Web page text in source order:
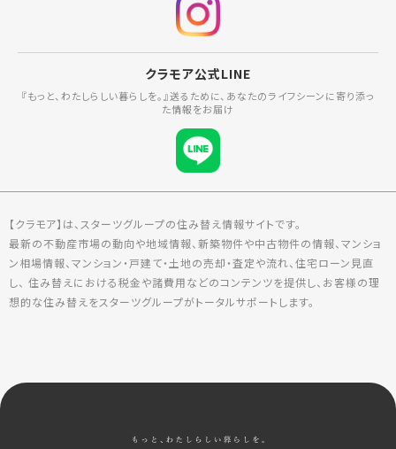
クラモア公式LINE
『もっと、わたしらしい暮らしを。』送るために、あなたのライフシーンに寄り添っ
た情報をお届け
【クラモア】は、スターツグループの住み替え情報サイトです。
最新の不動産市場の動向や地域情報、新築物件や中古物件の情報、マンショ
ン相場情報、マンション・戸建て・土地の売却・査定や流れ、住宅ローン見直
し、 住み替えにおける税金や諸費用などのコンテンツを提供し、お客様の理
想的な住み替えをスターツグループがトータルサポートします。